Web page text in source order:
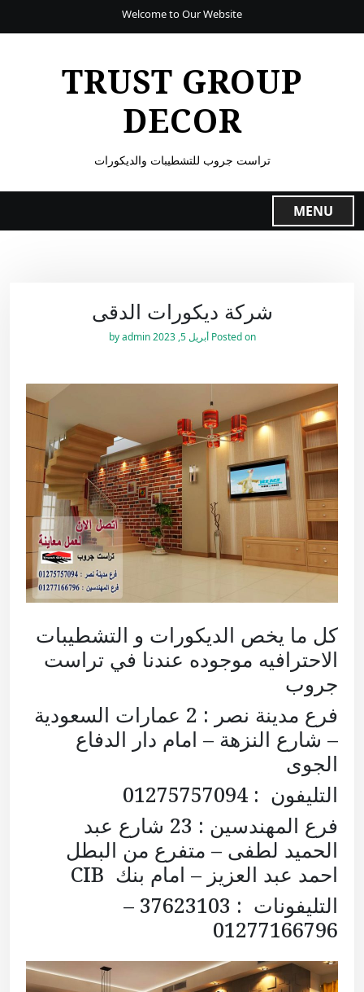
Welcome to Our Website
TRUST GROUP
DECOR
تراست جروب للتشطيبات والديكورات
MENU
شركة ديكورات الدقى
Posted on أبريل 5, 2023 by
admin
كل ما يخص الديكورات و التشطيبات
الاحترافيه موجوده عندنا في تراست
جروب
فرع مدينة نصر : 2 عمارات السعودية
– شارع النزهة – امام دار الدفاع
الجوى
التليفون : 01275757094
فرع المهندسين : 23 شارع عبد
الحميد لطفى – متفرع من البطل
احمد عبد العزيز – امام بنك CIB
التليفونات : 37623103 –
01277166796